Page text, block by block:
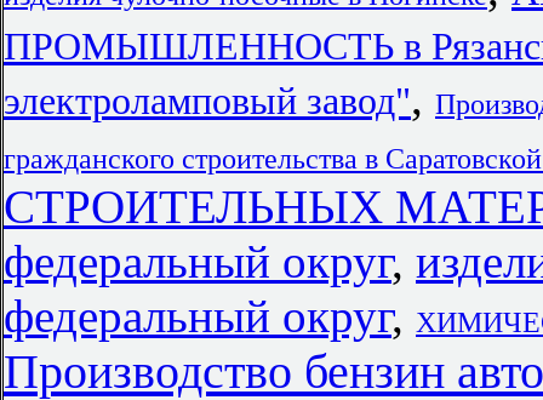
ПРОМЫШЛЕННОСТЬ в
электроламповый завод",
гражданского строительства в
СТРОИТЕЛЬНЫХ
федеральный округ,
федеральный округ,
Производство бензин